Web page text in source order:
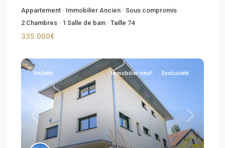
Appartement · Immobilier Ancien · Sous compromis
2 Chambres · 1 Salle de bain · Taille 74
335.000€
Previous Next
Vedette Immobilier neuf Exclusivité